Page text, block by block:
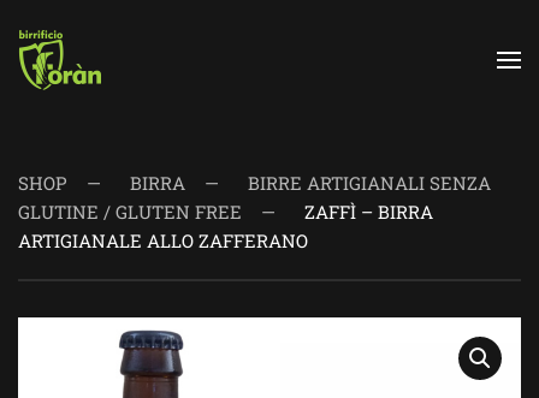
Skip to main content
SHOP BIRRA
BIRRE ARTIGIANALI SENZA
GLUTINE / GLUTEN FREE
ZAFFÌ – BIRRA
ARTIGIANALE ALLO ZAFFERANO